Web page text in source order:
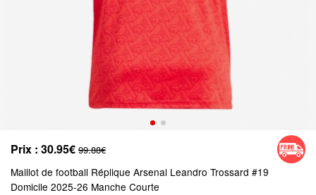
Prix : 30.95€ 99.88€
Maillot de football Réplique Arsenal Leandro Trossard #19
Domicile 2025-26 Manche Courte